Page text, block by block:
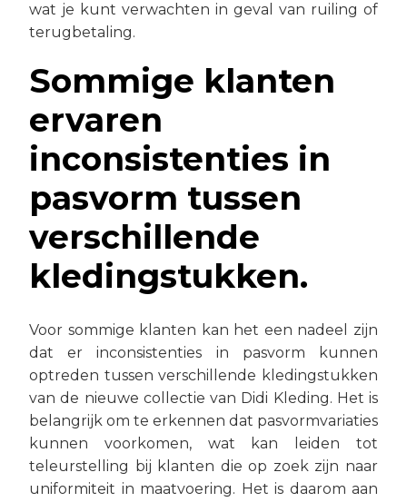
wat je kunt verwachten in geval van ruiling of
terugbetaling.
Sommige klanten
ervaren
inconsistenties in
pasvorm tussen
verschillende
kledingstukken.
Voor sommige klanten kan het een nadeel zijn
dat er inconsistenties in pasvorm kunnen
optreden tussen verschillende kledingstukken
van de nieuwe collectie van Didi Kleding. Het is
belangrijk om te erkennen dat pasvormvariaties
kunnen voorkomen, wat kan leiden tot
teleurstelling bij klanten die op zoek zijn naar
uniformiteit in maatvoering. Het is daarom aan